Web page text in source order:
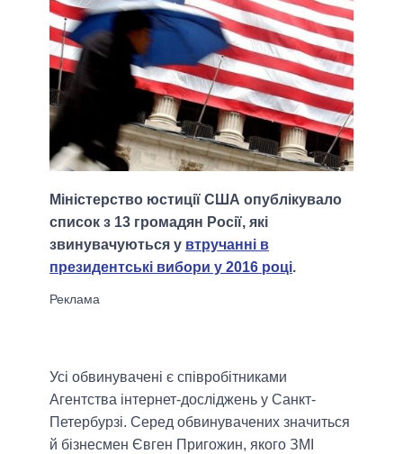
Міністерство юстиції США опублікувало
список з 13 громадян Росії, які
звинувачуються у втручанні в
президентські вибори у 2016 році.
Усі обвинувачені є співробітниками
Агентства інтернет-досліджень у Санкт-
Петербурзі. Серед обвинувачених значиться
й бізнесмен Євген Пригожин, якого ЗМІ